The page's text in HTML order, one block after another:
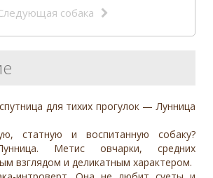
собака
для тихих прогулок — Лунница
статную и воспитанную собаку?
Метис овчарки, средних
взглядом и деликатным характером.